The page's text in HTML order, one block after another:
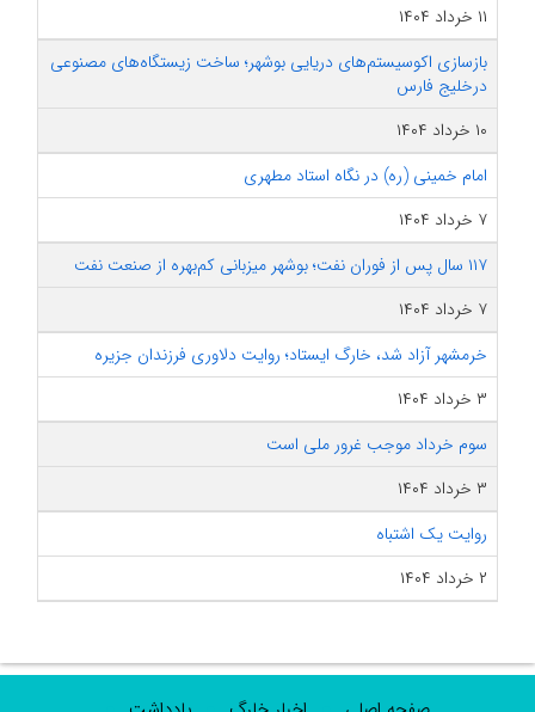
۱۱ خرداد ۱۴۰۴
بازسازی اکوسیستم‌های دریایی بوشهر؛ ساخت زیستگاه‌های مصنوعی
درخلیج فارس
۱۰ خرداد ۱۴۰۴
امام خمینی (ره) در نگاه استاد مطهری
۷ خرداد ۱۴۰۴
۱۱۷ سال پس از فوران نفت؛ بوشهر میزبانی کم‌بهره از صنعت نفت
۷ خرداد ۱۴۰۴
خرمشهر آزاد شد، خارگ ایستاد؛ روایت دلاوری فرزندان جزیره
۳ خرداد ۱۴۰۴
سوم خرداد موجب غرور ملی است
۳ خرداد ۱۴۰۴
روایت یک اشتباه
۲ خرداد ۱۴۰۴